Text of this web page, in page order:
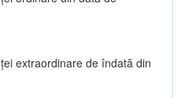
extraordinare de îndată din